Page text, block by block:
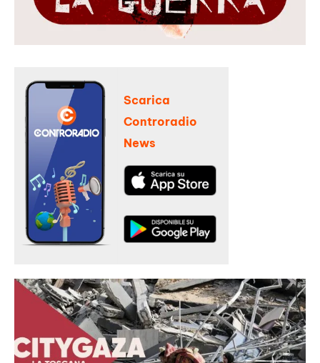
Scarica
Controradio
News